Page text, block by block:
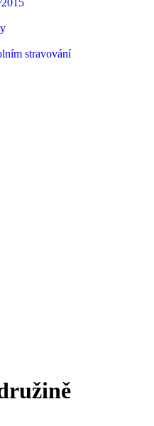
stravování